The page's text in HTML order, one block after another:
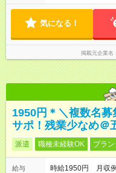
気になる！
掲載元企業名
1950円＊＼複数名
サポ！残業少なめ＠
派遣 職種未経験OK ブラ
給与
時給1950円 月収